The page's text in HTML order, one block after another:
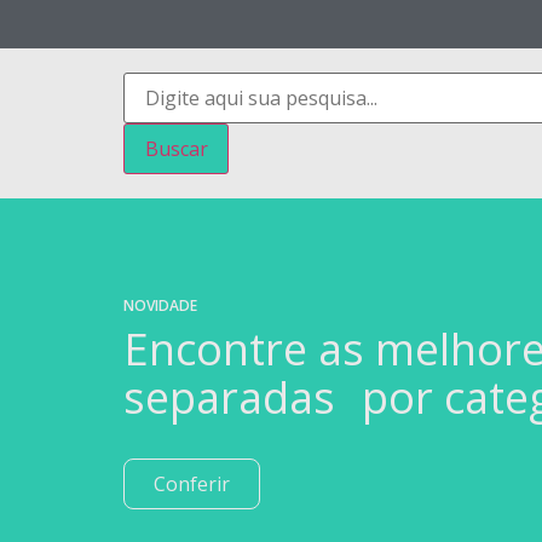
Buscar
NOVIDADE
Encontre as
separadas por
Conferir